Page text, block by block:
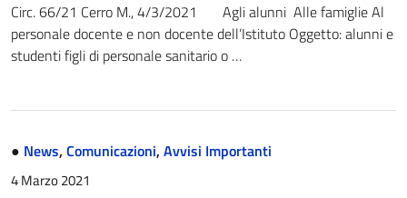
Circ. 66/21 Cerro M., 4/3/2021 Agli alunni Alle famiglie Al
personale docente e non docente dell’Istituto Oggetto: alunni e
studenti figli di personale sanitario o …
● News, Comunicazioni, Avvisi Importanti
4 Marzo 2021